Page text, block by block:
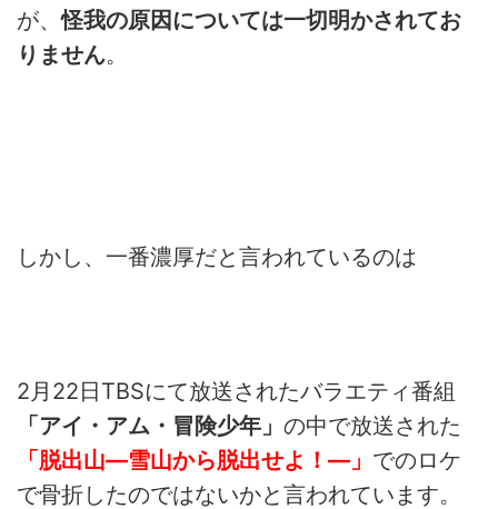
が、怪我の原因については一切明かされてお
りません。
しかし、一番濃厚だと言われているのは
2月22日TBSにて放送されたバラエティ番組
「アイ・アム・冒険少年」 の中で放送された
「脱出山―雪山から脱出せよ！―」 でのロケ
で骨折したのではないかと言われています。